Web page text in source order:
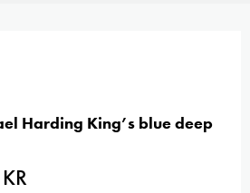
Harding King’s blue deep
KR